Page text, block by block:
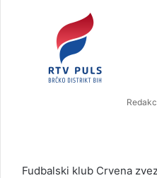
Fudbalski klub Crvena